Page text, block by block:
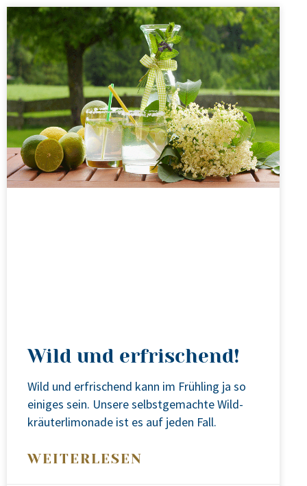
Wild und erfrischend!
Wild und erfri­schend kann im Früh­ling ja so
eini­ges sein. Unse­re selbst­ge­mach­te Wild­
kräu­ter­li­mo­na­de ist es auf jeden Fall.
WEITERLESEN